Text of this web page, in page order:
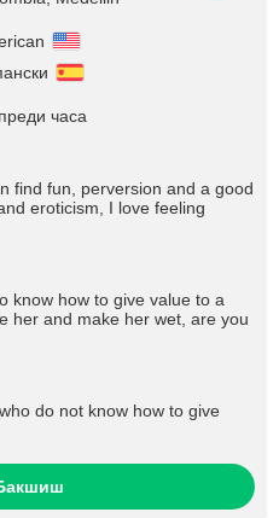
часа
find fun, perversion and a good
eroticism, I love feeling
know how to give value to a
her and make her wet, are you
do not know how to give